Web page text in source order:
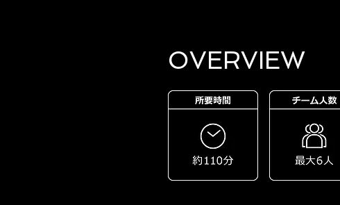
OVERVIEW​